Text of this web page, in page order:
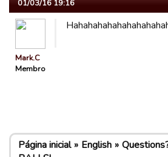
01/03/16 19:16
Mark.C
Membro
Página inicial English